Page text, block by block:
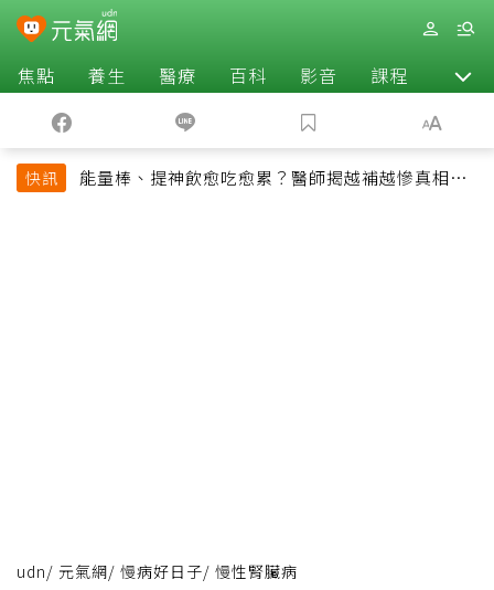
焦點 養生 醫療 百科 影音 課程 退休
快訊
能量棒、提神飲愈吃愈累？醫師揭越補越慘真相：
udn/ 元氣網/ 慢病好日子/ 慢性腎臟病